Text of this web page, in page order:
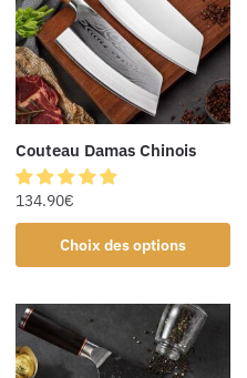
Couteau Damas Chinois
134.90€
Choix des options